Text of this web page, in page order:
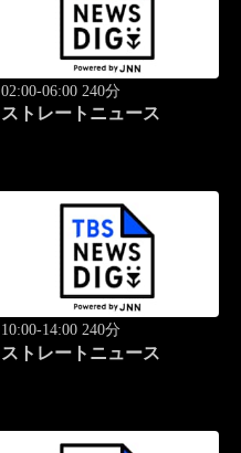
02:00-06:00 240分
ストレートニュース
10:00-14:00 240分
ストレートニュース